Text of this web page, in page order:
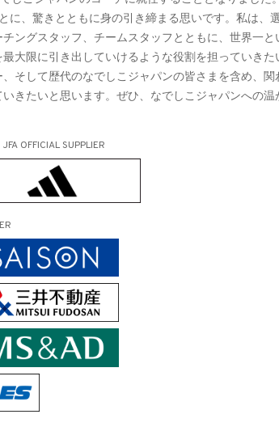
に、驚きとともに身の引き締まる思いです。私は、
ングスタッフ、チームスタッフとともに、世界一と
大限に引き出していけるような役割を担っていきた
そして歴代のなでしこジャパンの皆さまを含め、関
きたいと思います。ぜひ、なでしこジャパンへの温
JFA OFFICIAL SUPPLIER